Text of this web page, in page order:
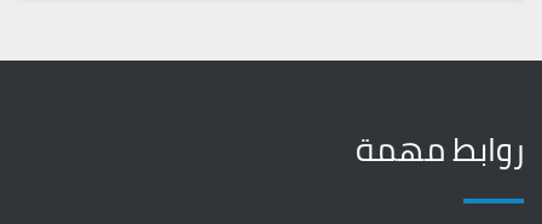
روابط مهمة